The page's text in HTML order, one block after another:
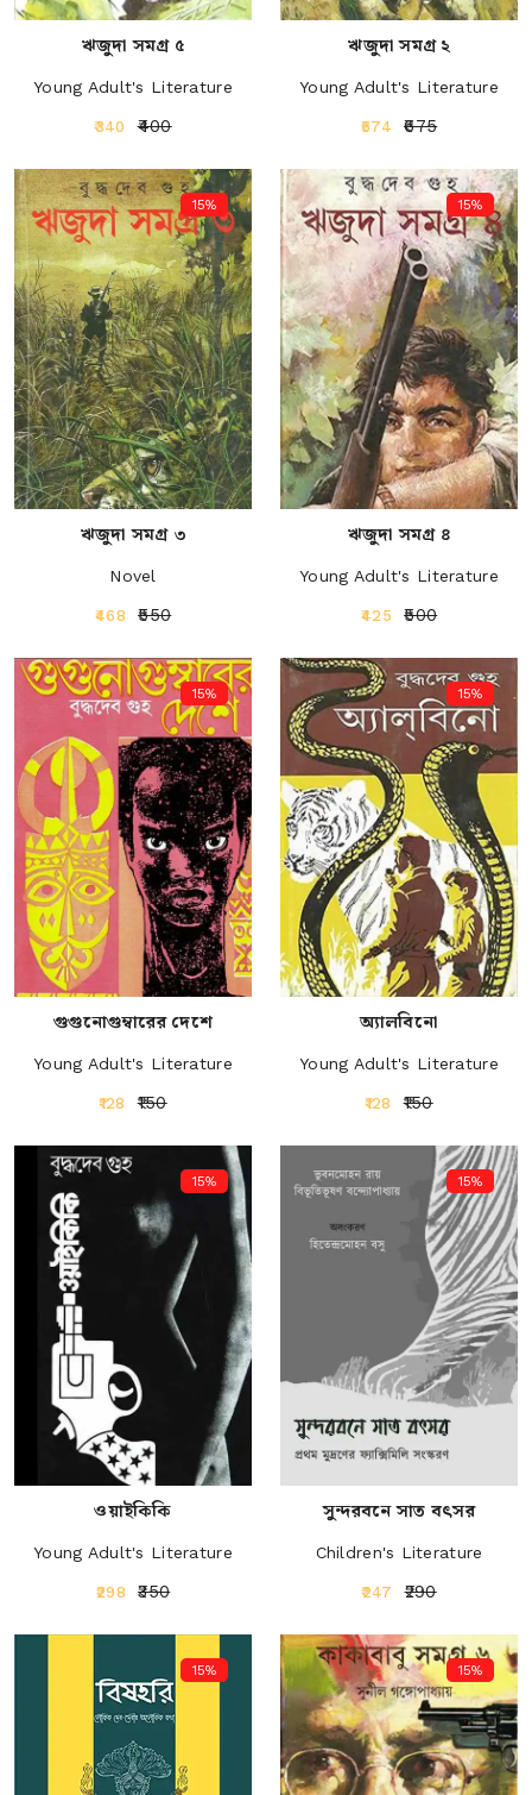
ঋজুদা সমগ্র ৫
Young Adult's Literature
₹340 ₹400
ঋজুদা সমগ্র ২
Young Adult's Literature
₹574 ₹675
15%
ঋজুদা সমগ্র ৩
Novel
₹468 ₹550
15%
ঋজুদা সমগ্র ৪
Young Adult's Literature
₹425 ₹500
15%
গুগুনোগুম্বারের দেশে
Young Adult's Literature
₹128 ₹150
15%
অ্যালবিনো
Young Adult's Literature
₹128 ₹150
15%
ওয়াইকিকি
Young Adult's Literature
₹298 ₹350
15%
সুন্দরবনে সাত বৎসর
Children's Literature
₹247 ₹290
15% 15%